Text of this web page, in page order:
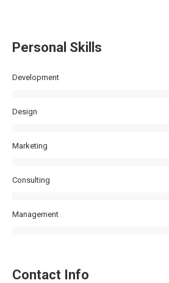
Personal Skills
Development
Design
Marketing
Consulting
Management
Contact Info